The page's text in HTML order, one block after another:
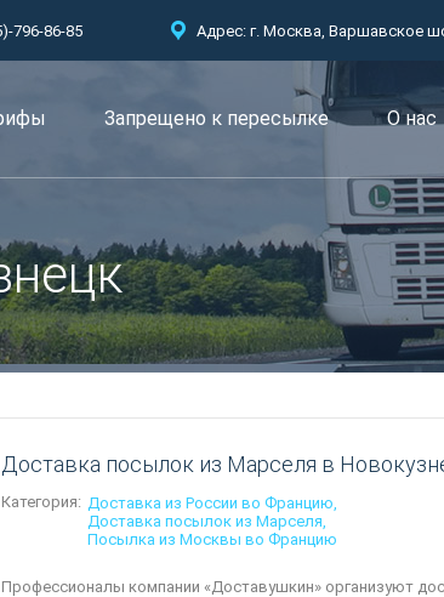
796-86-85 Адрес: г. Москва, Варшавское
Запрещено к пересылкe О нас
Доставка посылок из Марселя в
Категория: Доставка из России во Францию
Доставка посылок из Марселя
Посылка из Москвы во Францию
Профессионалы компании «Доставушкин» организуют